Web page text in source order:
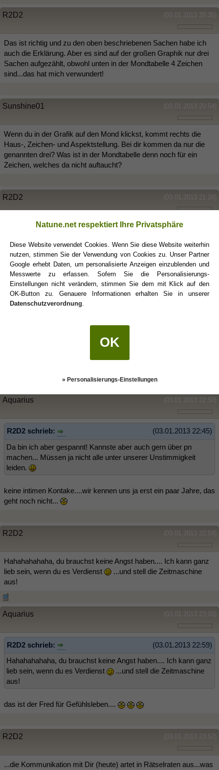
(03.01.2013 20:35)
R2D2
Das ist richtig und zu den oben beschriebenen Sachen habe ich
auch die Erklärung. Aber es sind auf der großen Graphik nur drei
Sachen aufgezählt, obwohl unten in der Mondtabelle 4 Zeichen
sind...das hat mich verwundert!
(03.01.2013 20:54)
Sunshine01
Wenn du in der Grafik auf den Mond klickst, kommt rechts die
Haus-, Zeichen- und Aspektstellung. Bei dir kommen da nur die
genannten drei? Was ist in der Mondtabelle denn noch für ein
Zeichen, welches da nicht auftaucht?
(03.01.2013 21:28)
R2D2
So, Recherche...im Merkur- das Zeichen für Halbquadrat -1 A
im Chiron - Konjunktion 10 S
im AC - Trigon 1 S
Bahnhof
Die Definitionen an der Seite hab ich schon gelesen, aber die
Zeichen sind für mich gerade echt ne Runde zu hoch!!! Ich hab
(03.01.2013 22:50)
Aquarius
(03.01.2013 22:45)
R2D2 schrieb:
Da bin ich aber gespannt! Kannste aber auch gern über pn
machen... Müssen ja nicht alle unter unserer Unstimmigkeit
leiden.
keine intimen Kontake....wir kennen uns ja erst ein paar Jahre, das
geht noch nicht...
(03.01.2013 22:59)
R2D2
Hahahahahaha, du brauchst keine Angst haben.... Ich kann ganz
lieb sein, wenn du es Verdienst
...und stell die Zeitmaschine
aus!
(03.01.2013 23:00)
Aquarius
(03.01.2013 22:59)
R2D2 schrieb:
Hahahahahaha, du brauchst keine Angst haben.... Ich kann ganz
lieb sein, wenn du es Verdienst
...und stell die Zeitmaschine
aus!
das ist der Fred für Gefühlsleben....
(03.01.2013 23:52)
R2D2
...die Kommunikation mit Dir (heute) artet in Rätselraten aus...was
Natune.net respektiert Ihre Privatsphäre
Diese Website verwendet Cookies. Wenn Sie diese Website weiterhin
nutzen, stimmen Sie der Verwendung von Cookies zu. Unser Partner
Google erhebt Daten, um personalisierte Anzeigen einzublenden und
Messwerte zu erfassen. Sofern Sie die Personalisierungs-
Einstellungen nicht verändern, stimmen Sie dem mit Klick auf den
OK-Button zu. Genauere Informationen erhalten Sie in unserer
Datenschutzverordnung.
OK
» Personalisierungs-Einstellungen